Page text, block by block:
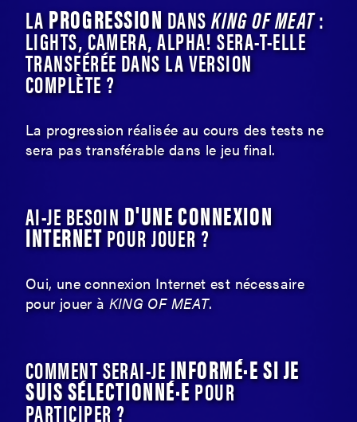
LAPROGRESSIONDANSKING OF MEAT:
LIGHTS, CAMERA, ALPHA! SERA-T-ELLE
TRANSFÉRÉE DANS LA VERSION
COMPLÈTE ?
La progression réalisée au cours des tests ne
sera pas transférable dans le jeu final.
AI-JE BESOIND'UNE CONNEXION
INTERNETPOUR JOUER ?
Oui, une connexion Internet est nécessaire
pour jouer àKING OF MEAT.
COMMENT SERAI-JEINFORMÉ·E SI JE
SUIS SÉLECTIONNÉ·EPOUR
PARTICIPER ?